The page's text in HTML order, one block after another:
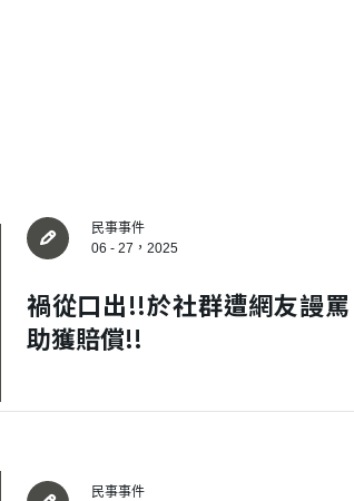
民事事件
06 - 27，2025
禍從口出!!於社群遭網友謾
助獲賠償!!
民事事件